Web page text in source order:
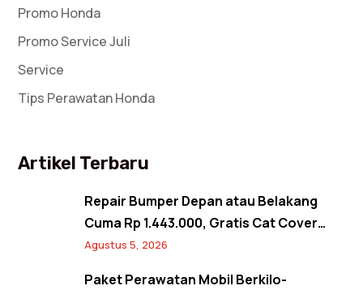
Promo Honda
Promo Service Juli
Service
Tips Perawatan Honda
Artikel Terbaru
Repair Bumper Depan atau Belakang
Cuma Rp 1.443.000, Gratis Cat Cover
Spion! Back to Shine Promo Agustus
Agustus 5, 2026
Paket Perawatan Mobil Berkilo-